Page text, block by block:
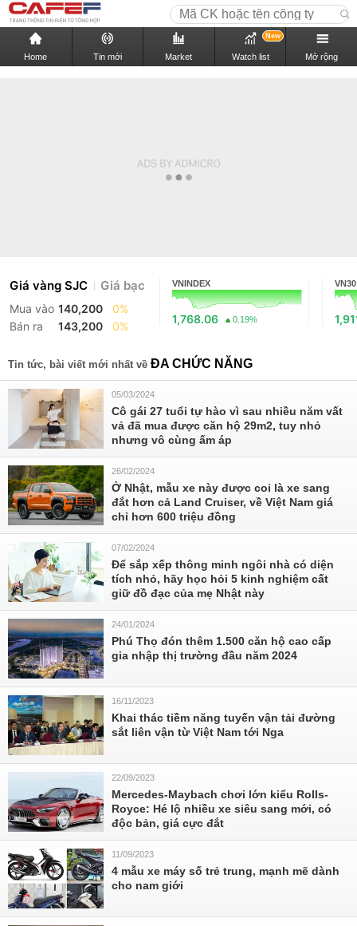
Home Tin mới Market Watch list
New
Mở rộng
Giá vàng SJC Giá bạc
Mua vào 140,200
0%
Bán ra
143,200 0%
VNINDEX
1,768.06 0.19%
VN30
Tin tức, bài viết mới nhất về ĐA CHỨC NĂNG
05/03/2024
Cô gái 27 tuổi tự hào vì sau nhiều năm vất
vả đã mua được căn hộ 29m2, tuy nhỏ
nhưng vô cùng ấm áp
26/02/2024
Ở Nhật, mẫu xe này được coi là xe sang
đắt hơn cả Land Cruiser, về Việt Nam giá
chỉ hơn 600 triệu đồng
07/02/2024
Để sắp xếp thông minh ngôi nhà có diện
tích nhỏ, hãy học hỏi 5 kinh nghiệm cất
giữ đồ đạc của mẹ Nhật này
24/01/2024
Phú Thọ đón thêm 1.500 căn hộ cao cấp
gia nhập thị trường đầu năm 2024
16/11/2023
Khai thác tiềm năng tuyến vận tải đường
sắt liên vận từ Việt Nam tới Nga
22/09/2023
Mercedes-Maybach chơi lớn kiểu Rolls-
Royce: Hé lộ nhiều xe siêu sang mới, có
độc bản, giá cực đắt
11/09/2023
4 mẫu xe máy số trẻ trung, mạnh mẽ dành
cho nam giới